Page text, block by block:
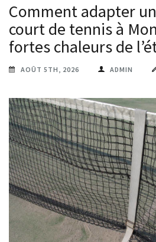
Comment adapter
court de tennis à
fortes chaleurs de
AOÛT 5TH, 2026 ADMIN